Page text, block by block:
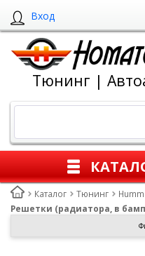
Вход
Тюнинг |
Каталог Тюнинг
Решетки (радиатора, в